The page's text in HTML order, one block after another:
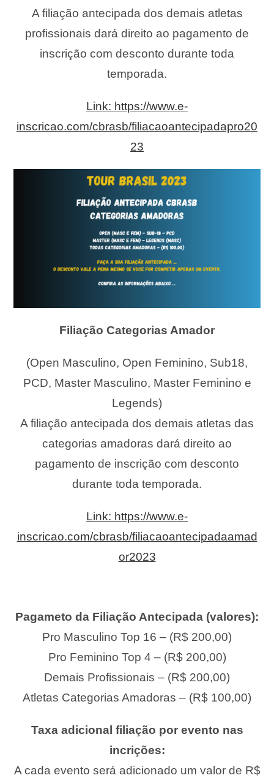
A filiação antecipada dos demais atletas
profissionais dará direito ao pagamento de
inscrição com desconto durante toda
temporada.
Link: https://www.e-
inscricao.com/cbrasb/filiacaoantecipadapro20
23
Filiação Categorias Amador
(Open Masculino, Open Feminino, Sub18,
PCD, Master Masculino, Master Feminino e
Legends)
A filiação antecipada dos demais atletas das
categorias amadoras dará direito ao
pagamento de inscrição com desconto
durante toda temporada.
Link: https://www.e-
inscricao.com/cbrasb/filiacaoantecipadaamad
or2023
Pagameto da Filiação Antecipada (valores):
Pro Masculino Top 16 – (R$ 200,00)
Pro Feminino Top 4 – (R$ 200,00)
Demais Profissionais – (R$ 200,00)
Atletas Categorias Amadoras – (R$ 100,00)
Taxa adicional filiação por evento nas
incrições:
A cada evento será adicionado um valor de R$